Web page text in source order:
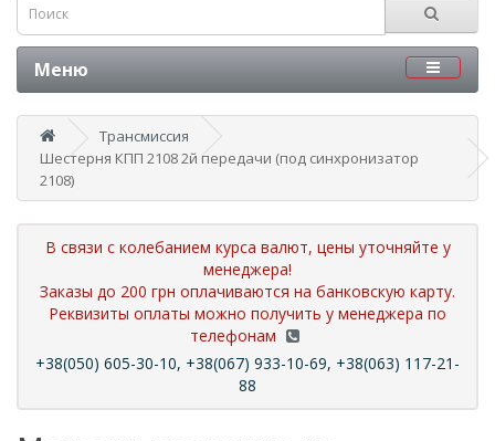
Меню
Трансмиссия
Шестерня КПП 2108 2й передачи (под синхронизатор
2108)
В связи с колебанием курса валют, цены уточняйте у
менеджера!
Заказы до 200 грн оплачиваются на банковскую карту.
Реквизиты оплаты можно получить у менеджера по
телефонам
+38(050) 605-30-10, +38(067) 933-10-69, +38(063) 117-21-
88